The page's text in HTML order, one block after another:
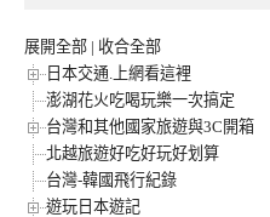
展開全部 | 收合全部
日本交通.上網看這裡
澎湖花火吃喝玩樂一次搞定
台灣和其他國家旅遊與3C開箱
北越旅遊好吃好玩好划算
台灣-韓國飛行紀錄
遊玩日本遊記